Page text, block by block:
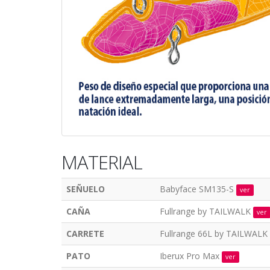
MATERIAL
SEÑUELO Babyface SM135-S ver
CAÑA Fullrange by TAILWALK ver
CARRETE
Fullrange 66L by TAILWALK
PATO
Iberux Pro Max ver